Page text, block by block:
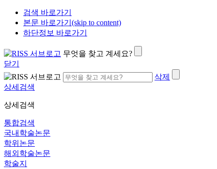
검색 바로가기
본문 바로가기(skip to content)
하단정보 바로가기
무엇을 찾고 계세요?
닫기
삭제
상세검색
상세검색
통합검색
국내학술논문
학위논문
해외학술논문
학술지